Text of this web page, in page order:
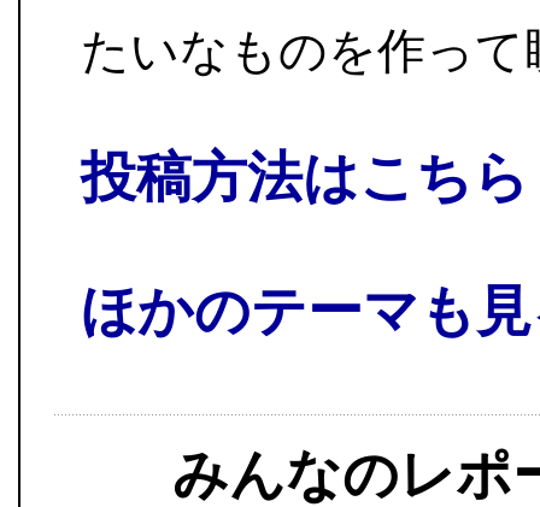
たいなものを作って
投稿方法はこち
ほかのテーマも
みんなのレポ